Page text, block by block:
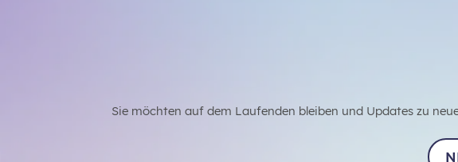
Sie möchten auf dem Laufenden bleiben und Updates zu